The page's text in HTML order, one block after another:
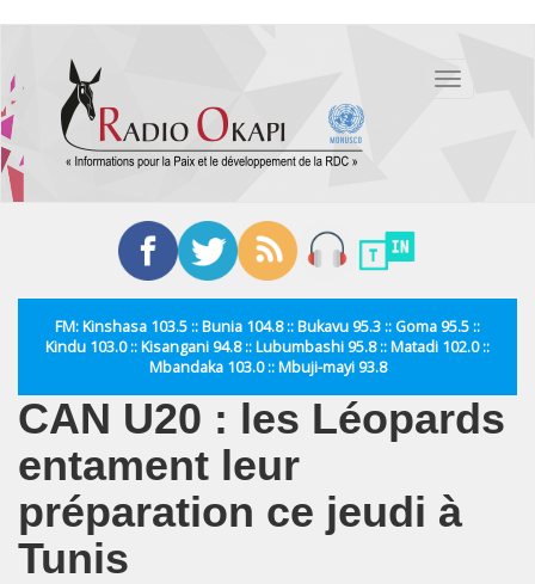
contenu
principal
Toggle
FM: Kinshasa 103.5 :: Bunia 104.8 :: Bukavu 95.3 :: Goma 95.5 ::
Kindu 103.0 :: Kisangani 94.8 :: Lubumbashi 95.8 :: Matadi 102.0 ::
Mbandaka 103.0 :: Mbuji-mayi 93.8
CAN U20 : les Léopards
entament leur
préparation ce jeudi à
Tunis